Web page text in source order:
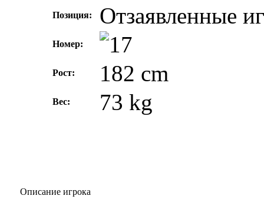
Позиция: Отзаявленные
Номер:
Рост: 182 cm
Вес: 73 kg
Описание игрока